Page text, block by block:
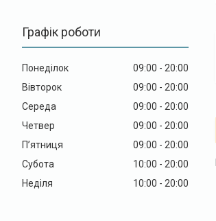
Графік роботи
Понеділок 09:00
20:00
Вівторок
09:00
20:00
Середа
09:00
20:00
Четвер
09:00
20:00
Пʼятниця
09:00
20:00
Субота
10:00
20:00
Неділя
10:00 20:00